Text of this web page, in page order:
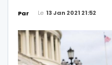
Par Le 13 Jan 2021 21:52